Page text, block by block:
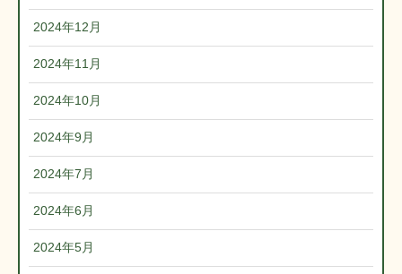
2024年12月
2024年11月
2024年10月
2024年9月
2024年7月
2024年6月
2024年5月